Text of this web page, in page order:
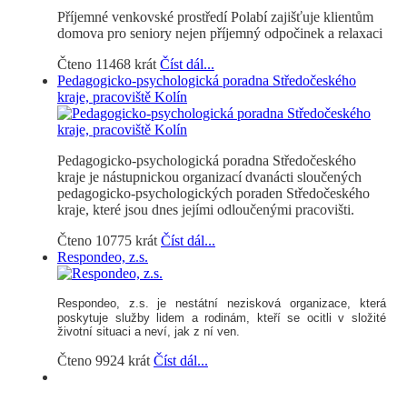
Příjemné venkovské prostředí Polabí zajišťuje klientům
domova pro seniory nejen příjemný odpočinek a relaxaci
Čteno 11468 krát Číst dál...
Pedagogicko-psychologická poradna Středočeského
kraje, pracoviště Kolín
Pedagogicko-psychologická poradna Středočeského
kraje je nástupnickou organizací dvanácti sloučených
pedagogicko-psychologických poraden Středočeského
kraje, které jsou dnes jejími odloučenými pracovišti.
Čteno 10775 krát Číst dál...
Respondeo, z.s.
Respondeo, z.s.
je nestátní nezisková organizace, která
poskytuje služby lidem a rodinám, kteří se ocitli v složité
životní situaci a neví, jak z ní ven.
Čteno 9924 krát Číst dál...